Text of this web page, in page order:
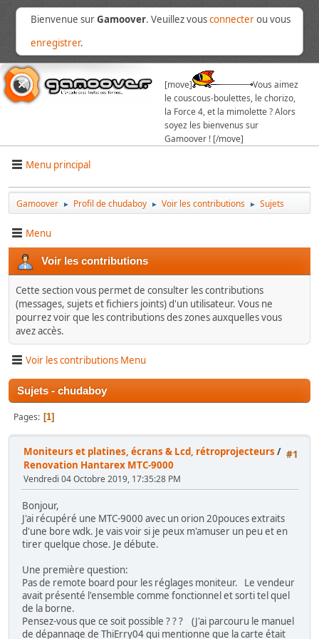
Bienvenue surGamoover. Veuillez vousconnecterou vous
enregistrer.
[move]
Vous aimez
le couscous-boulettes, le chorizo,
la Force 4, et la mimolette ? Alors
soyez les bienvenus sur
Gamoover ! [/move]
Menu principal
Gamoover ► Profil de chudaboy ► Voir les contributions ► Sujets
Menu
Voir les contributions
Cette section vous permet de consulter les contributions
(messages, sujets et fichiers joints) d'un utilisateur. Vous ne
pourrez voir que les contributions des zones auxquelles vous
avez accès.
Voir les contributions Menu
Sujets - chudaboy
Pages 1
#1
Moniteurs et platines, écrans & Lcd, rétroprojecteurs /
Renovation Hantarex MTC-9000
Vendredi 04 Octobre 2019, 17:35:28 PM
Bonjour,
J'ai récupéré une MTC-9000 avec un orion 20pouces extraits
d'une bore wdk. Je vais voir si je peux m'amuser un peu et en
tirer quelque chose. Je débute.
Une première question:
Pas de remote board pour les réglages moniteur. Le vendeur
avait présenté l'ensemble comme fonctionnel et sorti tel quel
de la borne.
Pensez-vous que ce soit possible ? ? ? (J'ai parcouru le manuel
de dépannage de ThiErry04 qui mentionne que la carte était